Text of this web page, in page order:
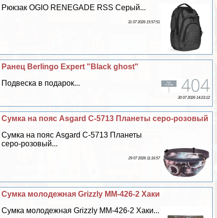
Рюкзак OGIO RENEGADE RSS Серый...
31 07 2026 15:57:51
Ранец Berlingo Expert "Black ghost"
Подвеска в подарок...
30 07 2026 14:23:12
Сумка на пояс Asgard С-5713 Планеты серо-розовый
Сумка на пояс Asgard С-5713 Планеты
серо-розовый...
29 07 2026 11:16:57
Сумка молодежная Grizzly MM-426-2 Хаки
Сумка молодежная Grizzly MM-426-2 Хаки...